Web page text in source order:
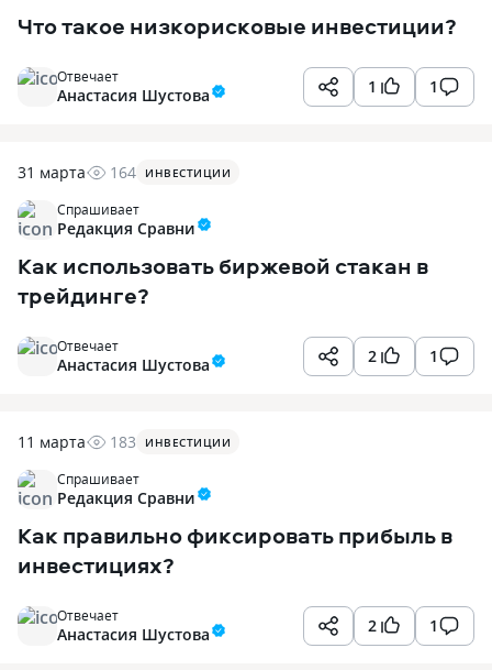
Что такое низкорисковые инвестиции?
1 1
Отвечает
Анастасия Шустова
31 марта 164 ИНВЕСТИЦИИ
Спрашивает
Редакция Сравни
Как использовать биржевой стакан в
трейдинге?
2 1
Отвечает
Анастасия Шустова
11 марта 183 ИНВЕСТИЦИИ
Спрашивает
Редакция Сравни
Как правильно фиксировать прибыль в
инвестициях?
2 1
Отвечает
Анастасия Шустова